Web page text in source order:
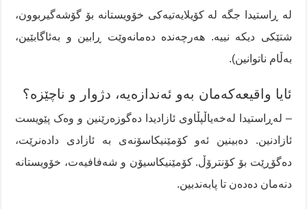
لە ڕاستیدا جگە لە کۆیلایەتیەکی خۆویستانە بۆ گۆشەگیربوون،
شتێکی دیکە نییە. هەرچەندە دەمانەوێت ڕابین و بەئاگابێین،
بەڵام ناتوانین).
ئایا واقیعەکەمان بەو ئەندازەیە، دژوار و ناچێزە؟
– لەڕاستیدا لەخەیاڵپڵاوی ئازادیدا دەگوزەرێنین و وەک پێویست
ئازادنین. دەبینین ئەو کۆمێنیکاسۆنەی بە ئازادی دادەنرێت،
دەگۆڕێت بۆ کۆنترۆڵ. کۆمێنیکاسیۆن و شەفافیەت، خۆویستانە
دنەمان دەدەن تا پابەندبین.